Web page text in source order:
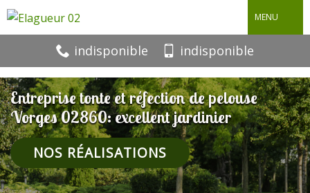
MENU
indisponible indisponible
Entreprise tonte et réfection de pelouse
Vorges 02860: excellent jardinier
NOS RÉALISATIONS